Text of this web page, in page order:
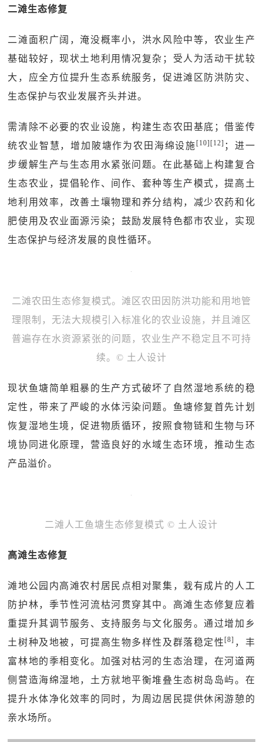
二滩生态修复
二滩面积广阔，淹没概率小，洪水风险中等，农业生产
基础较好，现状土地利用情况复杂；受人为活动干扰较
大，应全方位提升生态系统服务，促进滩区防洪防灾、
生态保护与农业发展齐头并进。
需清除不必要的农业设施，构建生态农田基底；借鉴传
统农业智慧，增加陂塘作为农田海绵设施 [10][12] ；进一
步缓解生产与生态用水紧张问题。在此基础上构建复合
生态农业，提倡轮作、间作、套种等生产模式，提高土
地利用效率，改善土壤物理和养分结构，减少农药和化
肥使用及农业面源污染；鼓励发展特色都市农业，实现
生态保护与经济发展的良性循环。
二滩农田生态修复模式。滩区农田因防洪功能和用地管
理限制，无法大规模引入标准化的农业设施，并且滩区
普遍存在水资源紧张的问题，农业生产不稳定且不可持
续。© 土人设计
现状鱼塘简单粗暴的生产方式破坏了自然湿地系统的稳
定性，带来了严峻的水体污染问题。鱼塘修复首先计划
恢复湿地生境，促进物质循环，按照食物链和生物与环
境协同进化原理，营造良好的水域生态环境，推动生态
产品溢价。
二滩人工鱼塘生态修复模式 © 土人设计
高滩生态修复
滩地公园内高滩农村居民点相对聚集，栽有成片的人工
防护林，季节性河流枯河贯穿其中。高滩生态修复应着
重提升其调节服务、支持服务与文化服务。通过增加乡
土树种及地被，可提高生物多样性及群落稳定性 [8] ，丰
富林地的季相变化。加强对枯河的生态治理，在河道两
侧营造海绵湿地，土方就地平衡堆叠生态树岛岛屿。在
提升水体净化效率的同时，为周边居民提供休闲游憩的
亲水场所。